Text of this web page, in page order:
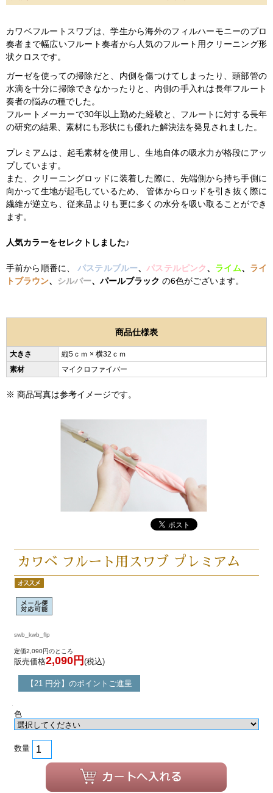
カワベフルートスワブは、学生から海外のフィルハーモニーのプロ
奏者まで幅広いフルート奏者から人気のフルート用クリーニング形
状クロスです。
ガーゼを使っての掃除だと、内側を傷つけてしまったり、頭部管の
水滴を十分に掃除できなかったりと、内側の手入れは長年フルート
奏者の悩みの種でした。
フルートメーカーで30年以上勤めた経験と、フルートに対する長年
の研究の結果、素材にも形状にも優れた解決法を発見されました。
プレミアムは、起毛素材を使用し、生地自体の吸水力が格段にアッ
プしています。
また、クリーニングロッドに装着した際に、先端側から持ち手側に
向かって生地が起毛しているため、 管体からロッドを引き抜く際に
繊維が逆立ち、従来品よりも更に多くの水分を吸い取ることができ
ます。
人気カラーをセレクトしました♪
手前から順番に、パステルブルー、パステルピンク、 ライム、 ライ
トブラウン、 シルバー、 パールブラック の6色がございます。
商品仕様表
大きさ
縦5ｃｍ × 横32ｃｍ
素材
マイクロファイバー
※ 商品写真は参考イメージです。
カワベ フルート用スワブ プレミアム
swb_kwb_flp
定価2,090円のところ
販売価格2,090円 (税込)
【21 円分】のポイントご進呈
色
数量